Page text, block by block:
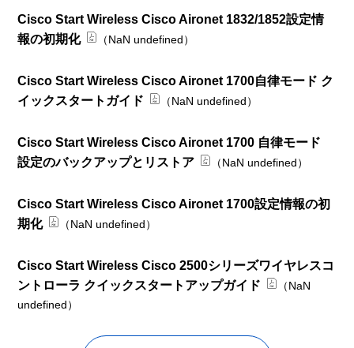
Cisco Start Wireless Cisco Aironet 1832/1852設定情
報の初期化
（NaN undefined）
Cisco Start Wireless Cisco Aironet 1700自律モード ク
イックスタートガイド
（NaN undefined）
Cisco Start Wireless Cisco Aironet 1700 自律モード
設定のバックアップとリストア
（NaN undefined）
Cisco Start Wireless Cisco Aironet 1700設定情報の初
期化
（NaN undefined）
Cisco Start Wireless Cisco 2500シリーズワイヤレスコ
ントローラ クイックスタートアップガイド
（NaN
undefined）